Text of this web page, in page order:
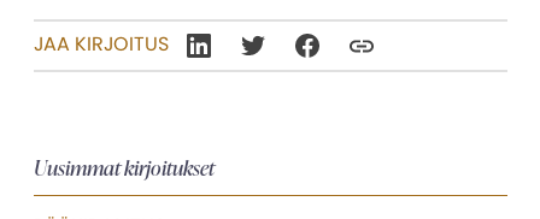
JAA KIRJOITUS
Uusimmat kirjoitukset